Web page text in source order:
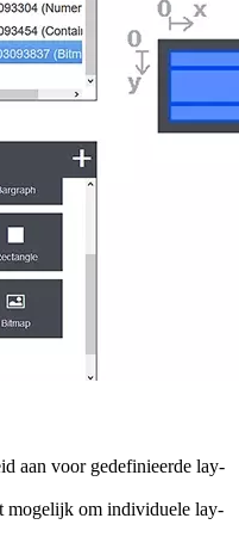
aan voor gedefinieerde lay-
mogelijk om individuele lay-